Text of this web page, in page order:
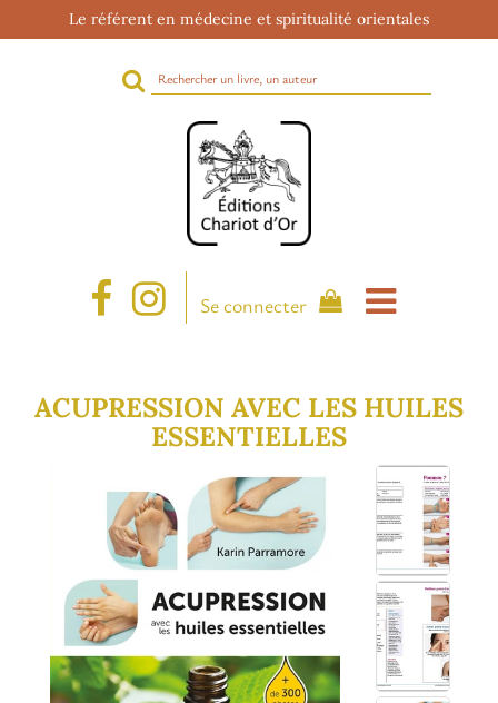
Le référent en médecine et spiritualité orientales
Rechercher
sur
site
Se connecter
ACUPRESSION AVEC LES HUILES
ESSENTIELLES